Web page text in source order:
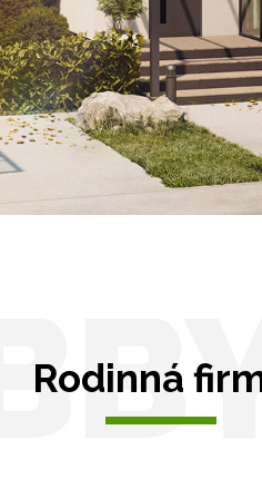
Solární pergoly
Rodinná